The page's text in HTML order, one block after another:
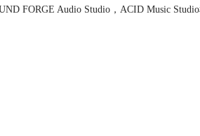
FORGE Audio Studio，ACID Music